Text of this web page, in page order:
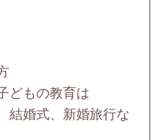
どもの教育は
結婚式、新婚旅行な